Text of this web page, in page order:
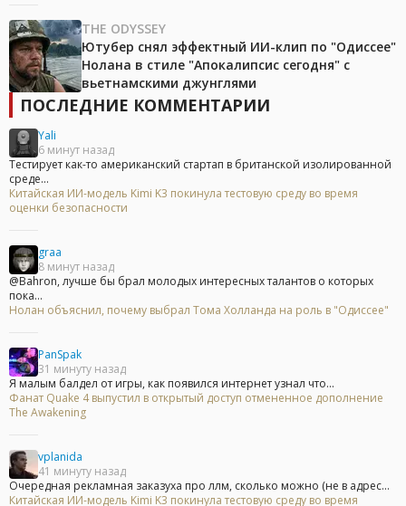
THE ODYSSEY
Ютубер снял эффектный ИИ-клип по "Одиссее"
Нолана в стиле "Апокалипсис сегодня" с
вьетнамскими джунглями
ПОСЛЕДНИЕ КОММЕНТАРИИ
Yali
6 минут назад
Тестирует как-то американский стартап в британской изолированной
среде...
Китайская ИИ-модель Kimi K3 покинула тестовую среду во время
оценки безопасности
graa
8 минут назад
@Bahron, лучше бы брал молодых интересных талантов о которых
пока...
Нолан объяснил, почему выбрал Тома Холланда на роль в "Одиссее"
PanSpak
31 минуту назад
Я малым балдел от игры, как появился интернет узнал что...
Фанат Quake 4 выпустил в открытый доступ отмененное дополнение
The Awakening
vplanida
41 минуту назад
Очередная рекламная заказуха про ллм, сколько можно (не в адрес...
Китайская ИИ-модель Kimi K3 покинула тестовую среду во время